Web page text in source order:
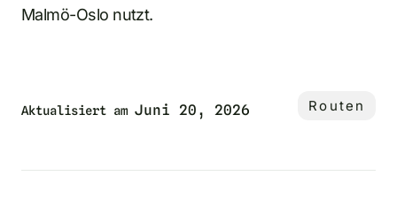
Malmö-Oslo nutzt.
Aktualisiert am Juni 20, 2026 Routen